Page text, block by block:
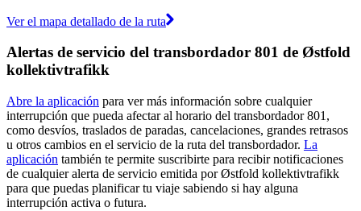
Ver el mapa detallado de la ruta
Alertas de servicio del transbordador 801 de Østfold
kollektivtrafikk
Abre la aplicación para ver más información sobre cualquier
interrupción que pueda afectar al horario del transbordador 801,
como desvíos, traslados de paradas, cancelaciones, grandes retrasos
u otros cambios en el servicio de la ruta del transbordador. La
aplicación también te permite suscribirte para recibir notificaciones
de cualquier alerta de servicio emitida por Østfold kollektivtrafikk
para que puedas planificar tu viaje sabiendo si hay alguna
interrupción activa o futura.